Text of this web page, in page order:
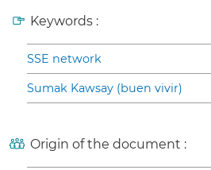
Keywords :
SSE network
Sumak Kawsay (buen vivir)
Origin of the document :